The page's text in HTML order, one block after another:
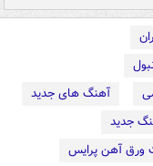
آهنگ های جدید
جدید
ورق آهن پرایس